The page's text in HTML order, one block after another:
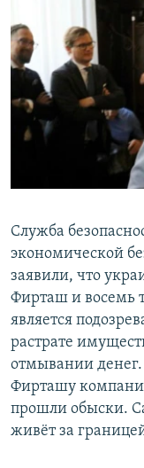
СИБИРЬ.РЕАЛИИ
РАСПИСАНИЕ
ПОДПИШИТЕСЬ
СОЦИАЛЬНЫЕ СЕТИ
Все сайты РСЕ/
Служба
экономической
заявили, что
Фирташ и восемь
является
растрате
отмывании
Фирташу
прошли обыски.
живёт за